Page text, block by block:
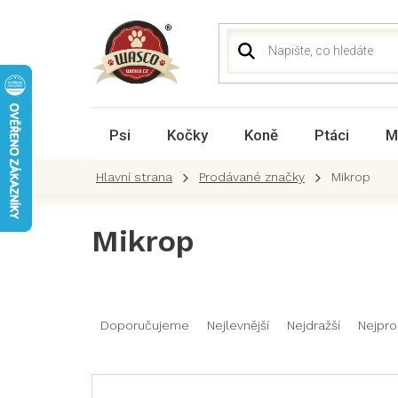
Psi Kočky Koně Ptáci
Prodávané značky Mikrop
Mikrop
n
Doporučujeme Nejlevnější Nejdražší